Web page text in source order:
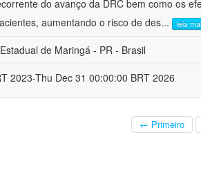
do avanço da DRC bem como os
aumentando o risco de des... leia
de Maringá - PR - Brasil
2023-Thu Dec 31 00:00:00 BRT 2026
← Primeiro